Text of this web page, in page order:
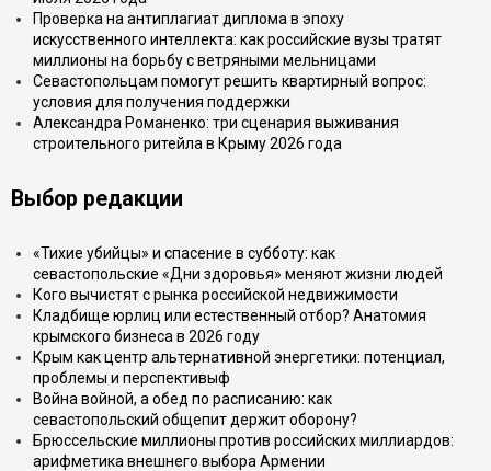
Проверка на антиплагиат диплома в эпоху
искусственного интеллекта: как российские вузы тратят
миллионы на борьбу с ветряными мельницами
Севастопольцам помогут решить квартирный вопрос:
условия для получения поддержки
Александра Романенко: три сценария выживания
строительного ритейла в Крыму 2026 года
Выбор редакции
«Тихие убийцы» и спасение в субботу: как
севастопольские «Дни здоровья» меняют жизни людей
Кого вычистят с рынка российской недвижимости
Кладбище юрлиц или естественный отбор? Анатомия
крымского бизнеса в 2026 году
Крым как центр альтернативной энергетики: потенциал,
проблемы и перспективыф
Война войной, а обед по расписанию: как
севастопольский общепит держит оборону?
Брюссельские миллионы против российских миллиардов:
арифметика внешнего выбора Армении